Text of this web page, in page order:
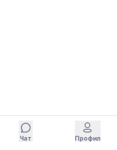
Чат Профил